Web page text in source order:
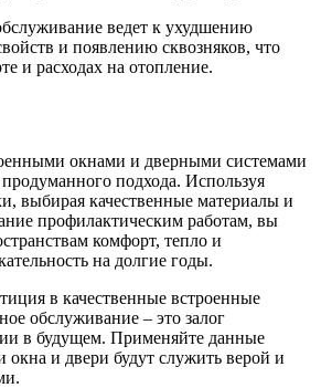
ведет к ухудшению
и появлению сквозняков, что
и расходах на отопление.
окнами и дверными системами
подхода. Используя
выбирая качественные материалы и
профилактическим работам, вы
комфорт, тепло и
на долгие годы.
в качественные встроенные
обслуживание – это залог
в будущем. Применяйте данные
и двери будут служить верой и